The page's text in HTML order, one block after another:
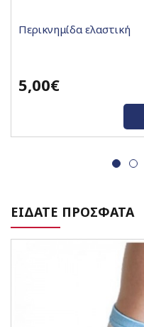
Περικνημίδα ελαστική
5,00€
ΕΙΔΑΤΕ ΠΡΟΣΦΑΤΑ